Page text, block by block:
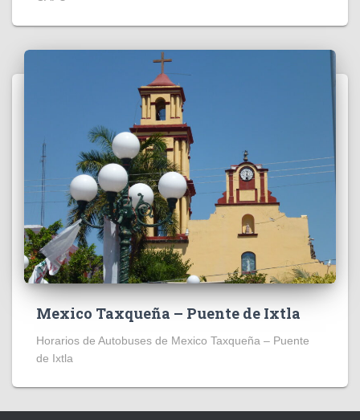
Mexico Taxqueña – Puente de Ixtla
Horarios de Autobuses de Mexico Taxqueña – Puente
de Ixtla